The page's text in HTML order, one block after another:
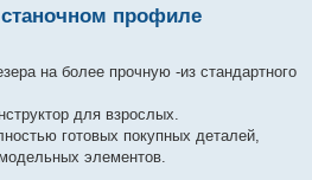
профиле
на более прочную -из стандартного
для взрослых.
готовых покупных деталей,
элементов.